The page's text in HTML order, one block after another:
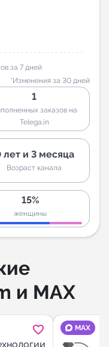
за 7 дней
*Изменения за 30 дней
1
заказов на
Telega.in
лет и 3 месяца
Возраст канала
15%
женщины
и MAX
MAX